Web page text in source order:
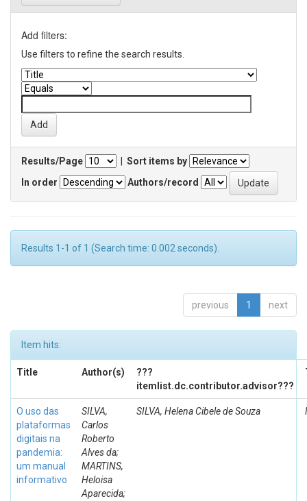
Add filters:
Use filters to refine the search results.
Results/Page
Sort items by
In order
Authors/record
Results 1-1 of 1 (Search time: 0.002 seconds).
previous 1 next
Item hits:
Title Author(s)
???
itemlist.dc.contributor.advisor???
O uso das
plataformas
digitais na
pandemia:
um manual
informativo
SILVA,
Carlos
Roberto
Alves da;
MARTINS,
Heloisa
Aparecida;
SILVA, Helena Cibele de Souza